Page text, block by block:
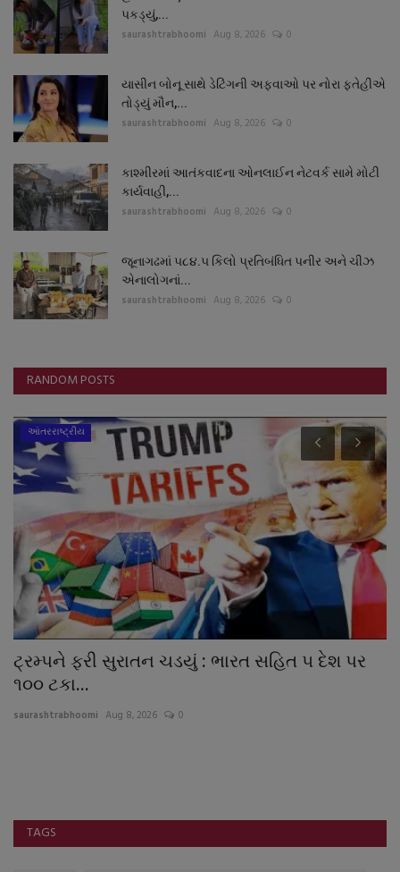
પકડ્યું,...
saurashtrabhoomi Aug 8, 2026 0
યાસીન બોનૂ સાથે ડેટિંગની અફવાઓ પર નોરા ફતેહીએ
તોડ્યું મૌન,...
saurashtrabhoomi Aug 8, 2026 0
કાશ્મીરમાં આતંકવાદના ઓનલાઈન નેટવર્ક સામે મોટી
કાર્યવાહી,...
saurashtrabhoomi Aug 8, 2026 0
જૂનાગઢમાં ૫૮૪.૫ કિલો પ્રતિબંધિત પનીર અને ચીઝ
એનાલોગનાં...
saurashtrabhoomi Aug 8, 2026 0
RANDOM POSTS
આંતરરાષ્ટ્રીય
ટ્રમ્પને ફરી સુરાતન ચડયું : ભારત સહિત ૫ દેશ પર
૧૦૦ ટકા...
saurashtrabhoomi Aug 8, 2026 0
TAGS